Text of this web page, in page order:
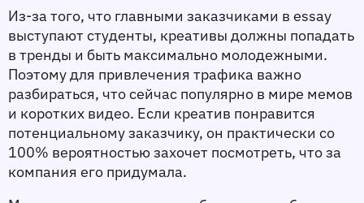
Из-за того, что главными заказчиками в essay
выступают студенты, креативы должны попадать
в тренды и быть максимально молодежными.
Поэтому для привлечения трафика важно
разбираться, что сейчас популярно в мире мемов
и коротких видео. Если креатив понравится
потенциальному заказчику, он практически со
100% вероятностью захочет посмотреть, что за
компания его придумала.